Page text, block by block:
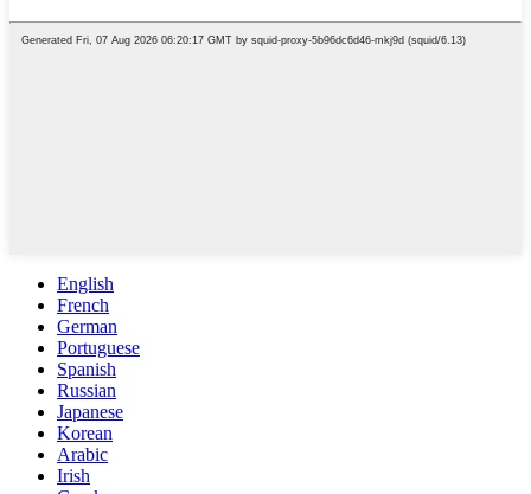
English
French
German
Portuguese
Spanish
Russian
Japanese
Korean
Arabic
Irish